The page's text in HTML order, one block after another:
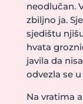
neodlučan.
zbiljno ja.
sjedištu
hvata
javila da
odvezla se
Na vratima